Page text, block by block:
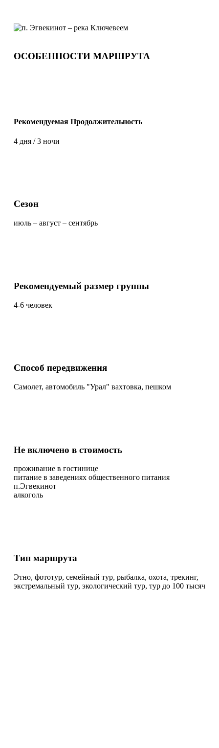
ОСОБЕННОСТИ МАРШРУТА
Рекомендуемая Продолжительность
4 дня / 3 ночи
Сезон
июль – август – сентябрь
Рекомендуемый размер группы
4-6 человек
Способ передвижения
Самолет, автомобиль "Урал" вахтовка, пешком
Не включено в стоимость
проживание в гостинице
питание в заведениях общественного питания
п.Эгвекинот
алкоголь
Тип маршрута
Этно, фототур, семейный тур, рыбалка, охота, трекинг,
экстремальный тур, экологический тур, тур до 100 тысяч